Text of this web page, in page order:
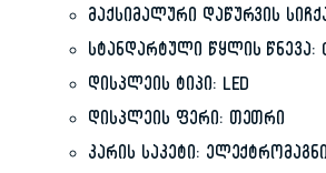
მაქსიმალური დაწურვის
სტანდარტული წყლის წნევა:
დისპლეის ტიპი: LED
დისპლეის ფერი: თეთრი
კარის საკეტი: